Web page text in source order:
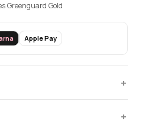
Greenguard Gold
Apple Pay
+
+